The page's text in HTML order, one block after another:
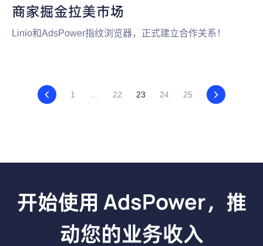
商家掘金拉美市场
Linio和AdsPower指纹浏览器，正式建立合作关系！
1 22 23 24 25
开始使用 AdsPower，推
动您的业务收入